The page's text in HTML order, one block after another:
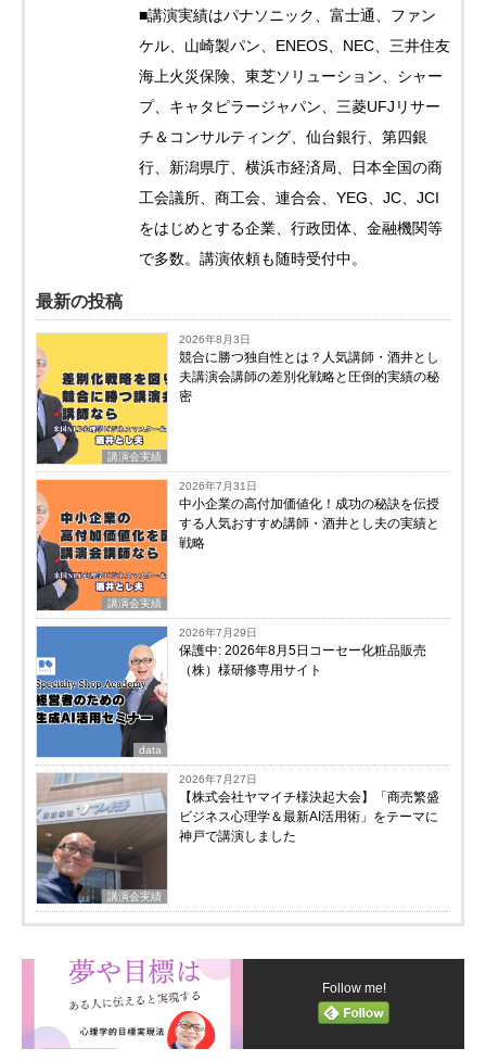
■講演実績はパナソニック、富士通、ファン
ケル、山崎製パン、ENEOS、NEC、三井住友
海上火災保険、東芝ソリューション、シャー
プ、キャタピラージャパン、三菱UFJリサー
チ＆コンサルティング、仙台銀行、第四銀
行、新潟県庁、横浜市経済局、日本全国の商
工会議所、商工会、連合会、YEG、JC、JCI
をはじめとする企業、行政団体、金融機関等
で多数。講演依頼も随時受付中。
最新の投稿
講演会実績
2026年8月3日
競合に勝つ独自性とは？人気講師・酒井とし
夫講演会講師の差別化戦略と圧倒的実績の秘
密
講演会実績
2026年7月31日
中小企業の高付加価値化！成功の秘訣を伝授
する人気おすすめ講師・酒井とし夫の実績と
戦略
data
2026年7月29日
保護中: 2026年8月5日コーセー化粧品販売
（株）様研修専用サイト
講演会実績
2026年7月27日
【株式会社ヤマイチ様決起大会】「商売繁盛
ビジネス心理学＆最新AI活用術」をテーマに
神戸で講演しました
Follow me!